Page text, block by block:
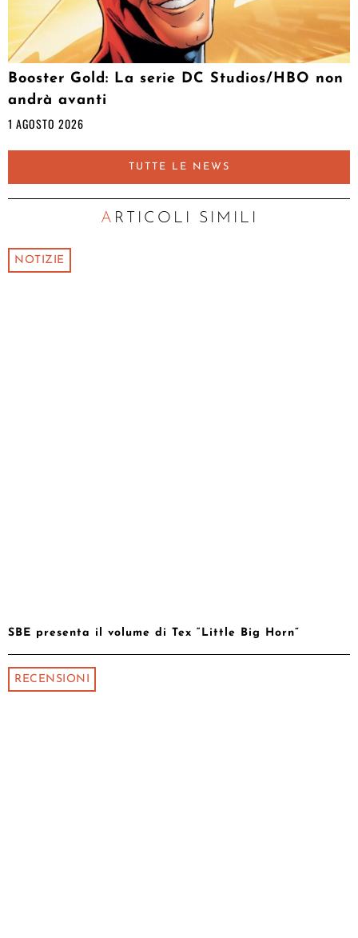
Booster Gold: La serie DC Studios/HBO non
andrà avanti
1 AGOSTO 2026
TUTTE LE NEWS
ARTICOLI SIMILI
NOTIZIE
SBE presenta il volume di Tex “Little Big Horn”
RECENSIONI